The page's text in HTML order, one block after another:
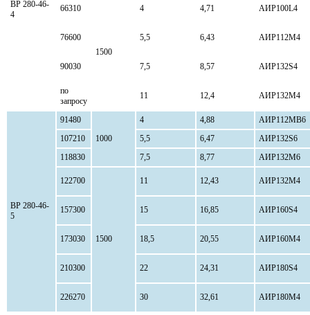
ВР 280-46-
4
66310
1500
4 4,71 АИР100L4
76600 5,5 6,43 АИР112М4
90030 7,5 8,57 АИР132S4
по
запросу
11 12,4 АИР132М4
ВР 280-46-
5
91480
1000
4 4,88
АИР112МВ6
107210
5,5 6,47
АИР132S6
118830
7,5 8,77 АИР132М6
122700
1500
11 12,43 АИР132М4
157300 15 16,85 АИР160S4
173030 18,5 20,55 АИР160М4
210300 22 24,31 АИР180S4
226270 30 32,61 АИР180М4